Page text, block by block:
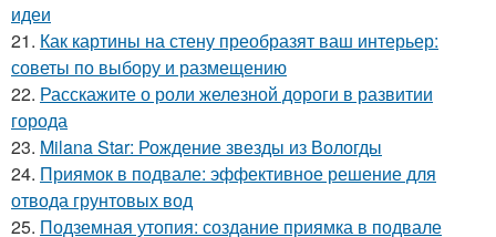
идеи
21. Как картины на стену преобразят ваш интерьер:
советы по выбору и размещению
22. Расскажите о роли железной дороги в развитии
города
23. Milana Star: Рождение звезды из Вологды
24. Приямок в подвале: эффективное решение для
отвода грунтовых вод
25. Подземная утопия: создание приямка в подвале